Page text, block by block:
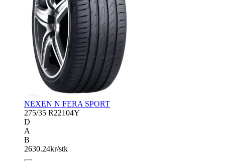
NEXEN N FERA SPORT
275/35 R22104Y
D
A
B
2630.24kr/stk